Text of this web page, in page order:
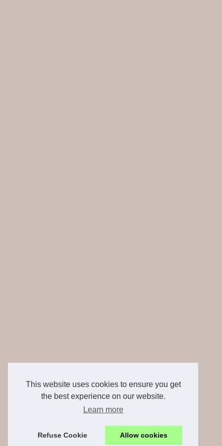
This website uses cookies to ensure you get
the best experience on our website.
Learn more
Refuse Cookie Allow cookies